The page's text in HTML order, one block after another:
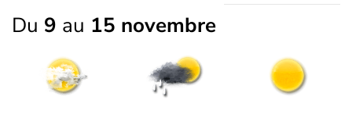
Du 9 au 15 novembre